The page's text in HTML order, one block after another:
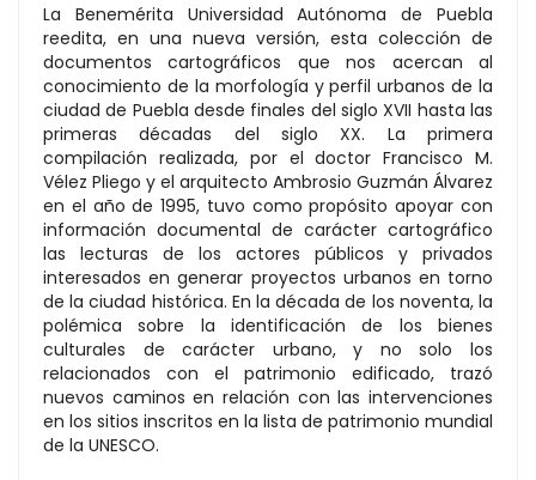
La Benemérita Universidad Autónoma de Puebla
reedita, en una nueva versión, esta colección de
documentos cartográficos que nos acercan al
conocimiento de la morfología y perfil urbanos de la
ciudad de Puebla desde finales del siglo XVII hasta las
primeras décadas del siglo XX. La primera
compilación realizada, por el doctor Francisco M.
Vélez Pliego y el arquitecto Ambrosio Guzmán Álvarez
en el año de 1995, tuvo como propósito apoyar con
información documental de carácter cartográfico
las lecturas de los actores públicos y privados
interesados en generar proyectos urbanos en torno
de la ciudad histórica. En la década de los noventa, la
polémica sobre la identificación de los bienes
culturales de carácter urbano, y no solo los
relacionados con el patrimonio edificado, trazó
nuevos caminos en relación con las intervenciones
en los sitios inscritos en la lista de patrimonio mundial
de la UNESCO.